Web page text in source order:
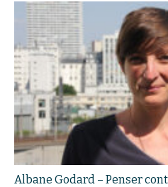
Albane Godard – Penser